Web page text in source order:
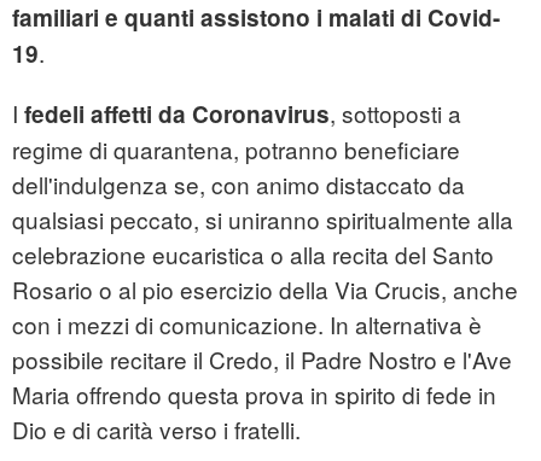
familiari e quanti assistono i malati di Covid-
19.
I fedeli affetti da Coronavirus, sottoposti a
regime di quarantena, potranno beneficiare
dell'indulgenza se, con animo distaccato da
qualsiasi peccato, si uniranno spiritualmente alla
celebrazione eucaristica o alla recita del Santo
Rosario o al pio esercizio della Via Crucis, anche
con i mezzi di comunicazione. In alternativa è
possibile recitare il Credo, il Padre Nostro e l'Ave
Maria offrendo questa prova in spirito di fede in
Dio e di carità verso i fratelli.